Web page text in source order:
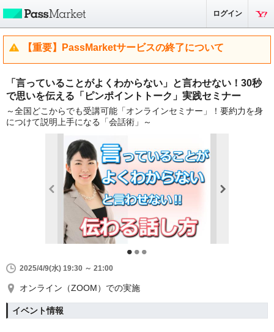
ログイン
【重要】PassMarketサービスの終了について
「言っていることがよくわからない」と言わせない！30秒
で思いを伝える「ピンポイントトーク」実践セミナー
～全国どこからでも受講可能「オンラインセミナー」！要約力を身
につけて説明上手になる「会話術」～
2025/4/9(水) 19:30 ～ 21:00
オンライン（ZOOM）での実施
イベント情報